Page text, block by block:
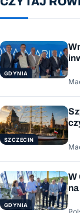
GDYNIA
SZCZECIN
GDYNIA
W